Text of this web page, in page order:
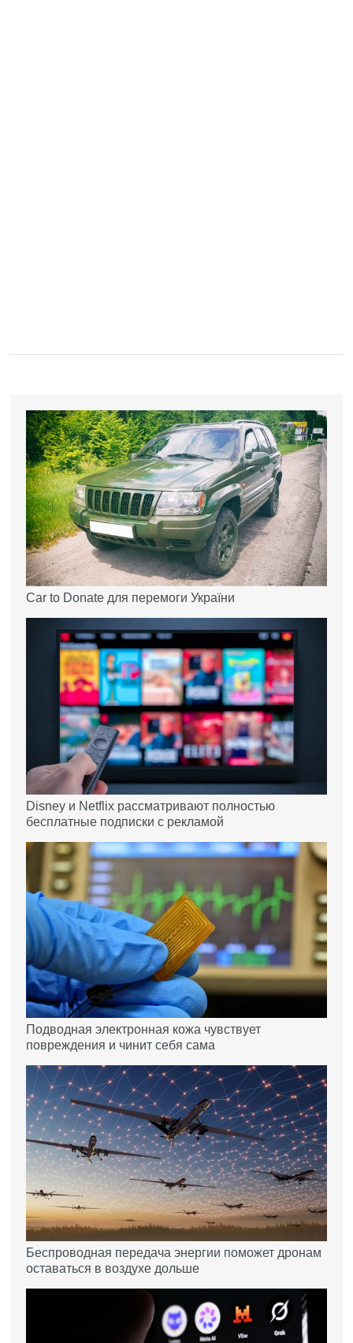
Car to Donate для перемоги України
Disney и Netflix рассматривают полностью
бесплатные подписки с рекламой
Подводная электронная кожа чувствует
повреждения и чинит себя сама
Беспроводная передача энергии поможет дронам
оставаться в воздухе дольше